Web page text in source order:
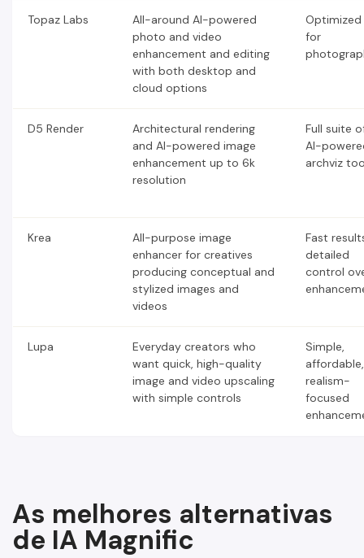
Topaz Labs
All-around AI-powered
photo and video
enhancement and editing
with both desktop and
cloud options
Optimized
for
D5 Render
Architectural rendering
and AI-powered image
enhancement up to 6k
resolution
Full suite
AI-
archviz
Krea
All-purpose image
enhancer for creatives
producing conceptual and
stylized images and
videos
Fast
detailed
control
Lupa
Everyday creators who
want quick, high-quality
image and video upscaling
with simple controls
Simple,
affordable,
realism-
focused
As melhores alternativas
de IA Magnific